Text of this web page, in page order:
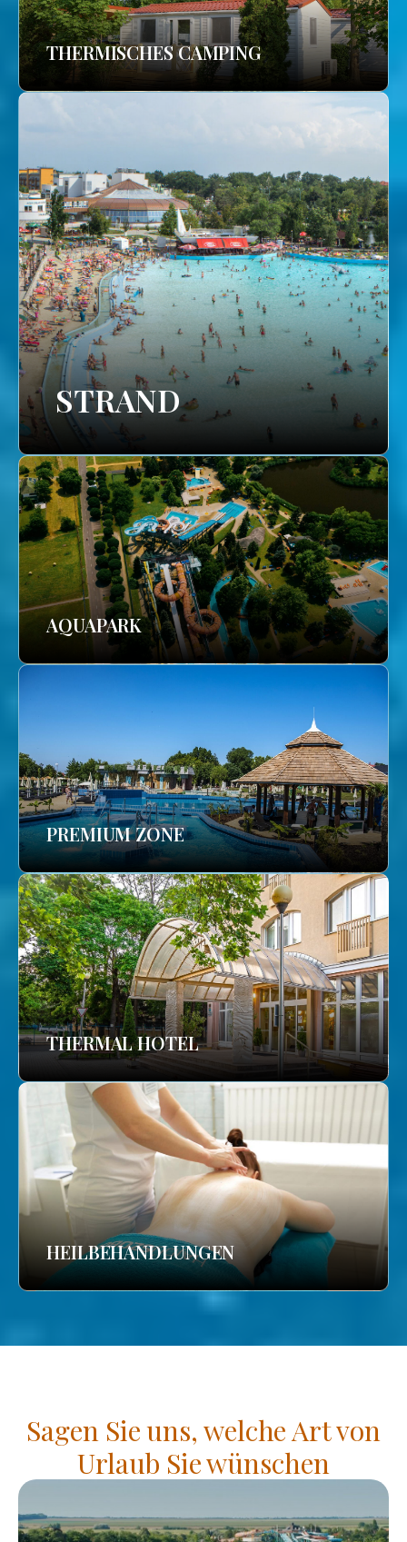
THERMISCHES CAMPING
STRAND
AQUAPARK
PREMIUM ZONE
THERMAL HOTEL
HEILBEHANDLUNGEN
Sagen Sie uns, welche Art von
Urlaub Sie wünschen